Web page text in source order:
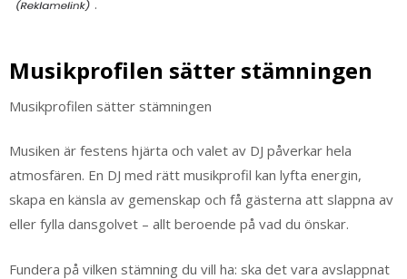
.
Musikprofilen sätter stämningen
Musikprofilen sätter stämningen
Musiken är festens hjärta och valet av DJ påverkar hela
atmosfären. En DJ med rätt musikprofil kan lyfta energin,
skapa en känsla av gemenskap och få gästerna att slappna av
eller fylla dansgolvet – allt beroende på vad du önskar.
Fundera på vilken stämning du vill ha: ska det vara avslappnat